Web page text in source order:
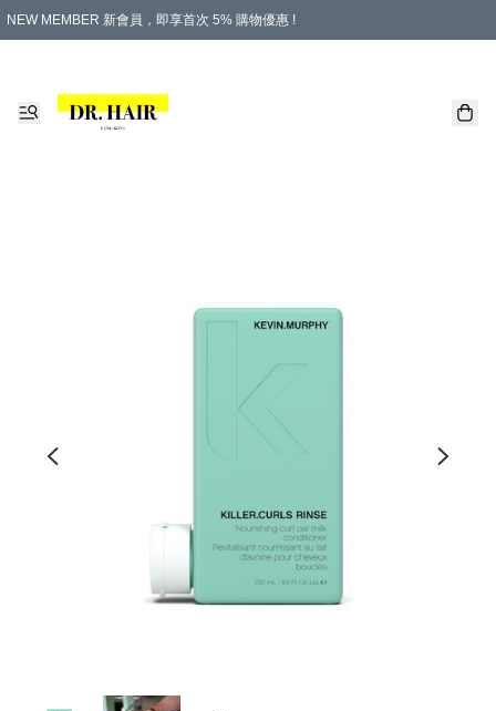
NEW MEMBER 新會員，即享首次 5% 購物優惠 !